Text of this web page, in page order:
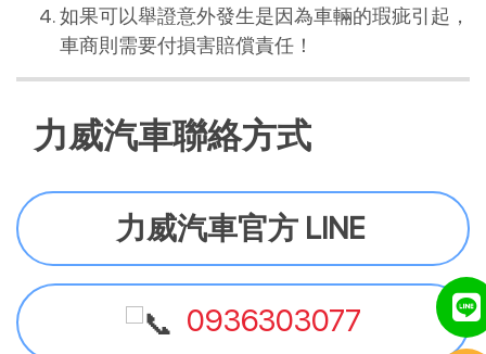
如果可以舉證意外發生是因為車輛的瑕疵引起，
車商則需要付損害賠償責任！
力威汽車聯絡方式
力威汽車官方 LINE
0936303077